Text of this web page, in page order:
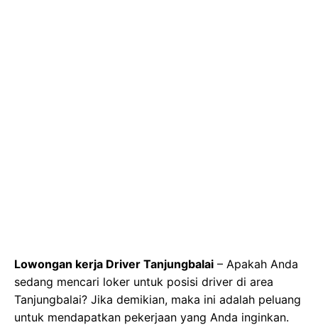
Lowongan kerja Driver Tanjungbalai – Apakah Anda
sedang mencari loker untuk posisi driver di area
Tanjungbalai? Jika demikian, maka ini adalah peluang
untuk mendapatkan pekerjaan yang Anda inginkan.